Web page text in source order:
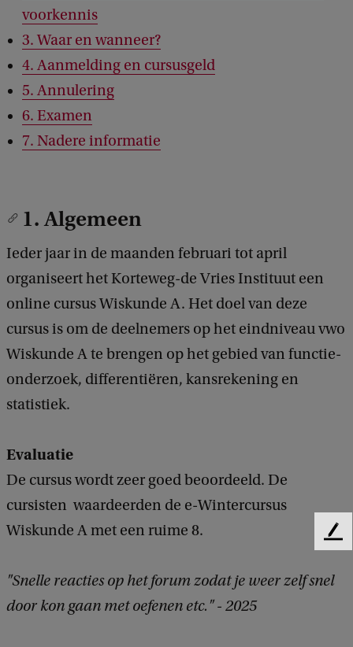
voorkennis
3. Waar en wanneer?
4. Aanmelding en cursusgeld
5. Annulering
6. Examen
7. Nadere informatie
1. Algemeen
Ieder jaar in de maanden februari tot april
organiseert het Korteweg-de Vries Instituut een
online cursus Wiskunde A. Het doel van deze
cursus is om de deelnemers op het eindniveau vwo
Wiskunde A te brengen op het gebied van functie-
onderzoek, differentiëren, kansrekening en
statistiek.
Evaluatie
De cursus wordt zeer goed beoordeeld. De
cursisten waardeerden de e-Wintercursus
Wiskunde A met een ruime 8.
"Snelle reacties op het forum zodat je weer zelf snel
door kon gaan met oefenen etc." - 2025
F
e